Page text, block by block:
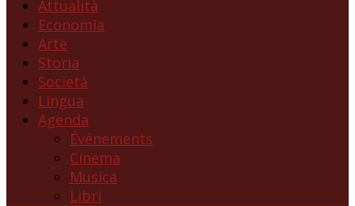
Attualità
Economia
Arte
Storia
Società
Lingua
Agenda
Événements
Cinema
Musica
Libri